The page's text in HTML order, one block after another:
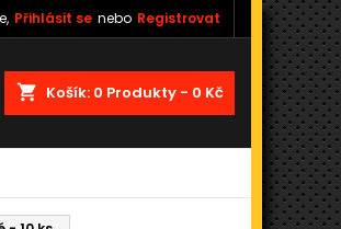
Přihlásit se nebo Registrovat
shopping_cart Košík: 0 Produkty - 0 Kč